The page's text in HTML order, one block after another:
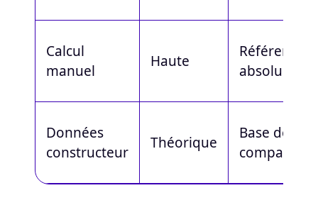
Calcul
manuel
Haute
Référence
absolue
Données
constructeur
Théorique
Base de